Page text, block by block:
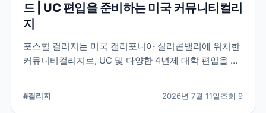
드 | UC 편입을 준비하는 미국 커뮤니티컬리
지
포스힐 컬리지는 미국 캘리포니아 실리콘밸리에 위치한
커뮤니티컬리지로, UC 및 다양한 4년제 대학 편입을 목
으로 입학 준비에 필요한 내용을 정리했습니다.
#컬리지 2026년 7월 11일조회 9